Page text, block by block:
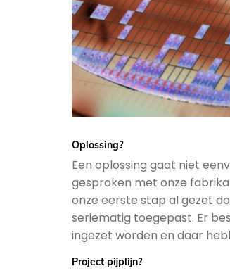
Oplossing?
Een oplossing gaat niet
gesproken met onze
onze eerste stap al gezet
seriematig toegepast. Er
ingezet worden en daar
Project pijplijn?